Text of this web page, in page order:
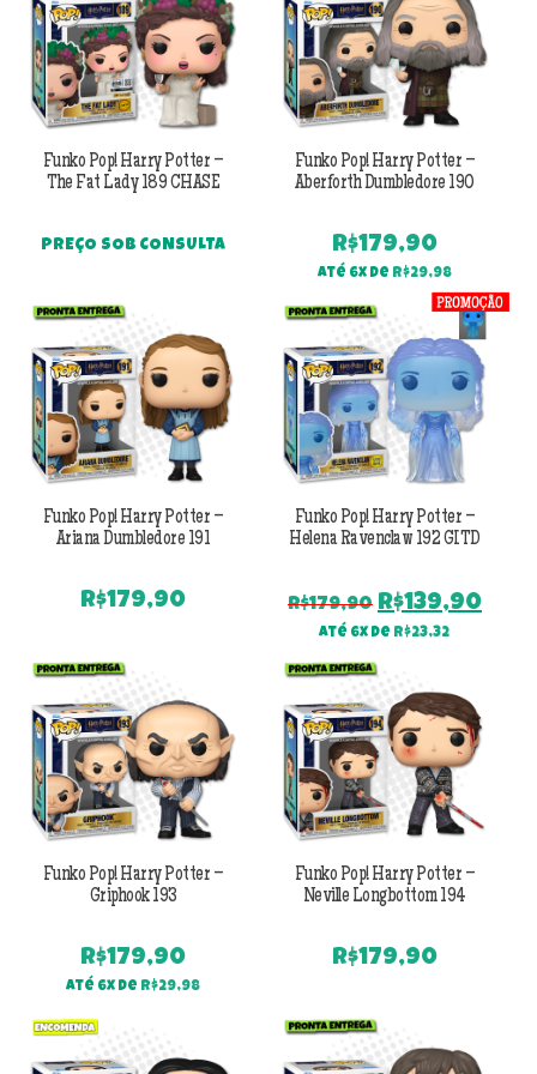
Funko Pop! Harry Potter –
The Fat Lady 189 CHASE
PREÇO SOB CONSULTA
Funko Pop! Harry Potter –
Aberforth Dumbledore 190
R$179,90
Até 6x de R$29,98
Funko Pop! Harry Potter –
Ariana Dumbledore 191
R$179,90
Funko Pop! Harry Potter –
Helena Ravenclaw 192 GITD
R$179,90 O
preço
era:
R$179,90.
R$139,90O
Até 6x de R$23,32
Funko Pop! Harry Potter –
Griphook 193
R$179,90
Até 6x de R$29,98
Funko Pop! Harry Potter –
Neville Longbottom 194
R$179,90